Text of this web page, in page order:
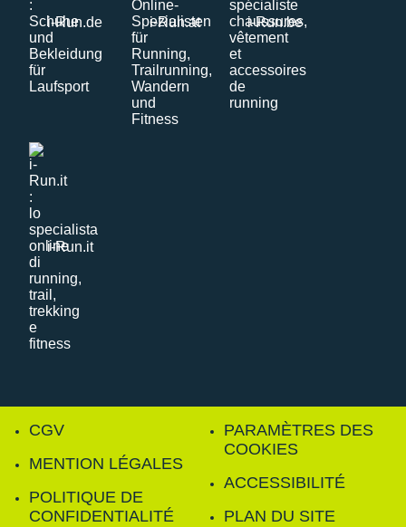
i-Run.de i-Run.at i-Run.be
i-Run.it
CGV
MENTION LÉGALES
POLITIQUE DE
CONFIDENTIALITÉ
PARAMÈTRES DES
COOKIES
ACCESSIBILITÉ
PLAN DU SITE